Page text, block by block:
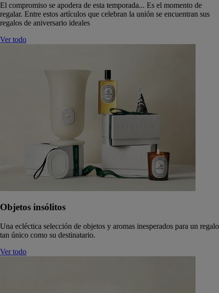
El compromiso se apodera de esta temporada... Es el momento de
regalar. Entre estos artículos que celebran la unión se encuentran sus
regalos de aniversario ideales
Ver todo
Objetos insólitos
Una ecléctica selección de objetos y aromas inesperados para un regalo
tan único como su destinatario.
Ver todo